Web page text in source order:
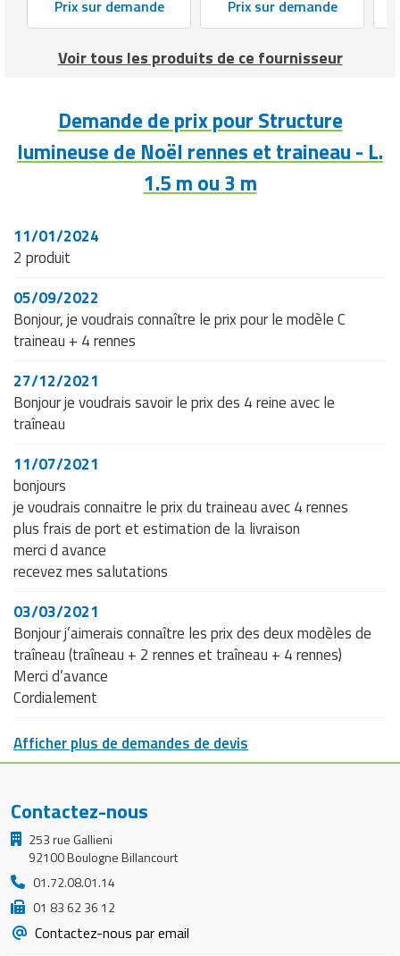
Matériel de musculation
Vêtement sportif
Rôtisserie professionnelle
Sautause professionnelle
Table de cuisson professionnelle
Tables de préparation réfrigérées
Ustensile de cuisine
Vaisselle restaurant
Prix sur demande Prix sur demande
Voir tous les produits de ce fournisseur
Demande de prix pour Structure
lumineuse de Noël rennes et traineau - L.
1.5 m ou 3 m
11/01/2024
2 produit
05/09/2022
Bonjour, je voudrais connaître le prix pour le modèle C
traineau + 4 rennes
27/12/2021
Bonjour je voudrais savoir le prix des 4 reine avec le
traîneau
11/07/2021
bonjours
je voudrais connaitre le prix du traineau avec 4 rennes
plus frais de port et estimation de la livraison
merci d avance
recevez mes salutations
03/03/2021
Bonjour j’aimerais connaître les prix des deux modèles de
traîneau (traîneau + 2 rennes et traîneau + 4 rennes)
Merci d’avance
Cordialement
Afficher plus de demandes de devis
Contactez-nous
253 rue Gallieni
92100 Boulogne Billancourt
01.72.08.01.14
01 83 62 36 12
Contactez-nous par email